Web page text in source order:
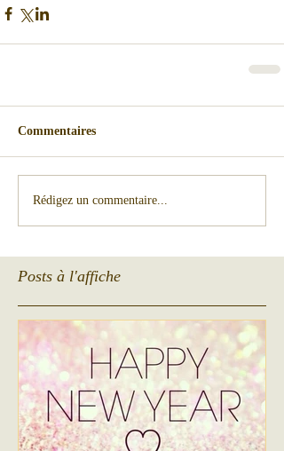
Commentaires
Rédigez un commentaire...
Posts à l'affiche